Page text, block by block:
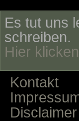
Es tut uns
schreiben.
Hier
Kontakt
Disclaimer